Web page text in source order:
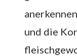
und die